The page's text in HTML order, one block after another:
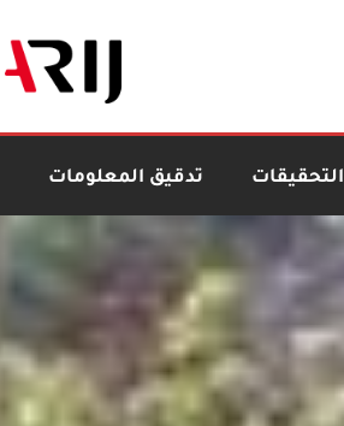
التحقيقات تدقيق المعلومات